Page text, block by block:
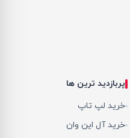
پربازدید ترین ها
خرید لپ تاپ
خرید آل این وان